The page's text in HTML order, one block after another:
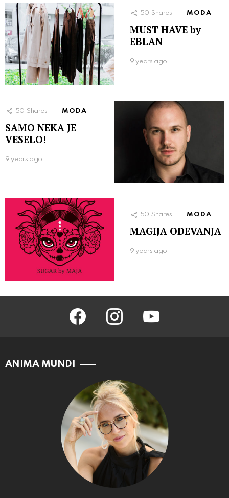
50 Shares MODA
MUST HAVE by
EBLAN
9 years ago
50 Shares MODA
SAMO NEKA JE
VESELO!
9 years ago
50 Shares MODA
MAGIJA ODEVANJA
9 years ago
facebook instagram
ANIMA MUNDI